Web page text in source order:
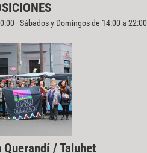
- Sábados y Domingos de 14:00 a 22:00
Querandí / Taluhet